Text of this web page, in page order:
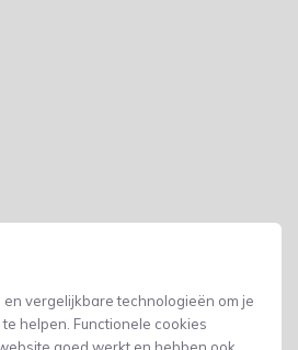
vergelijkbare technologieën om je
helpen. Functionele cookies
goed werkt en hebben ook